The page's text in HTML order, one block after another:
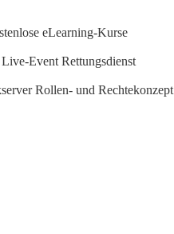
eLearning-Kurse
Live-Event Rettungsdienst
Rollen- und Rechtekonzept